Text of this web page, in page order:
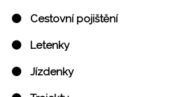
⚫ Cestovní pojištění
⚫ Letenky
⚫ Jízdenky